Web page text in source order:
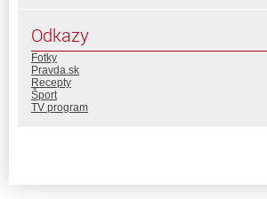
Odkazy
Fotky
Pravda.sk
Recepty
Šport
TV program